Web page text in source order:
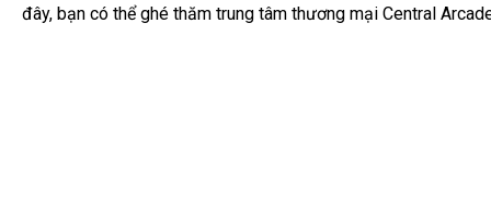
đây, bạn có thể ghé thăm trung tâm thương mại Central